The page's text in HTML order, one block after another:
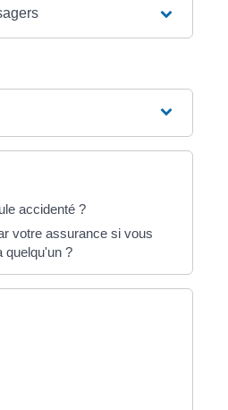
accidenté ?
votre assurance si vous
quelqu'un ?